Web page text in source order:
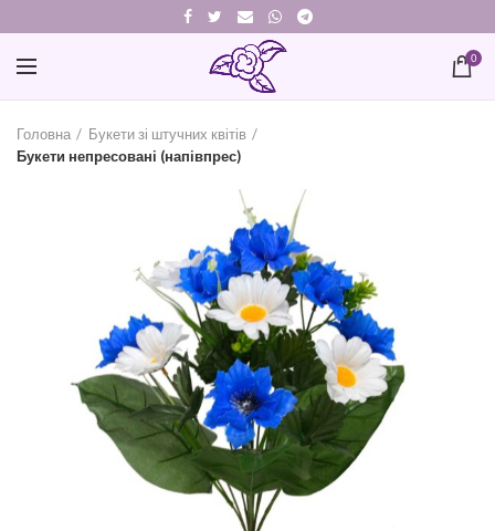
0
Головна
Букети зі штучних квітів
Букети непресовані (напівпрес)